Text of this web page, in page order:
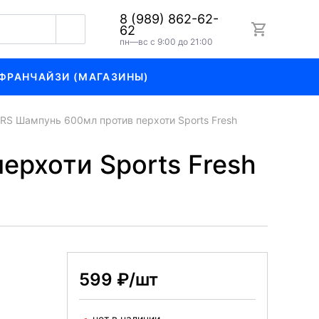
8 (989) 862-62-
62
пн—вс с 9:00 до 21:00
(МАГАЗИНЫ)
Шампунь 600мл против перхоти Sports Fresh
Sports Fresh
599 ₽/шт